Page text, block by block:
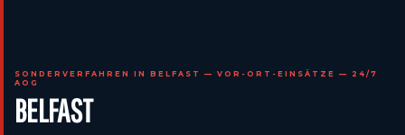
SONDERVERFAHREN IN BELFAST — VOR-ORT-EINSÄTZE — 24/7
AOG
BELFAST